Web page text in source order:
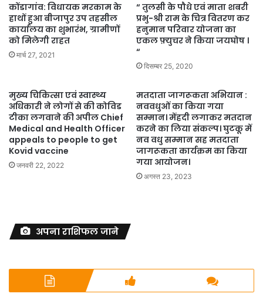
कोंडागांव: विधायक मरकाम के
हाथों हुआ बीजापुर उप तहसील
कार्यालय का शुभारंभ, ग्रामीणों
को मिलेगी राहत
मार्च 27, 2021
“ तुलसी के पौधे एवं माता शबरी
प्रभु-श्री राम के चित्र वितरण कर
हनुमान परिवार योजना का
एकल फ़्युचर ने किया जयघोष ।
“
दिसम्बर 25, 2020
मुख्य चिकित्सा एवं स्वास्थ्य
अधिकारी ने लोगों से की कोविड
टीका लगवाने की अपील Chief
Medical and Health Officer
appeals to people to get
Kovid vaccine
जनवरी 22, 2022
मतदाता जागरूकता अभियान :
नववधुओं का किया गया
सम्मान। मेंहदी लगाकर मतदान
करने का लिया संकल्प। घुटकू में
नव वधु सम्मान सह मतदाता
जागरूकता कार्यक्रम का किया
गया आयोजन।
अगस्त 23, 2023
अपना राशिफल जाने